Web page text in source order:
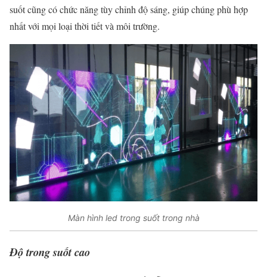
suốt cũng có chức năng tùy chỉnh độ sáng, giúp chúng phù hợp
nhất với mọi loại thời tiết và môi trường.
Màn hình led trong suốt trong nhà
Độ trong suốt cao